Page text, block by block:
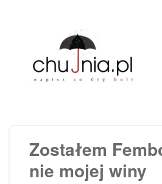
Zostałem
nie mojej winy